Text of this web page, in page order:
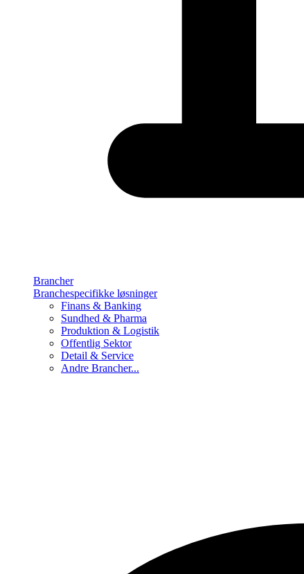
Brancher
Branchespecifikke løsninger
Finans & Banking
Sundhed & Pharma
Produktion & Logistik
Offentlig Sektor
Detail & Service
Andre Brancher...